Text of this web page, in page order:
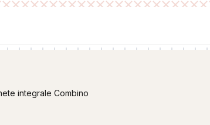
integrale Combino